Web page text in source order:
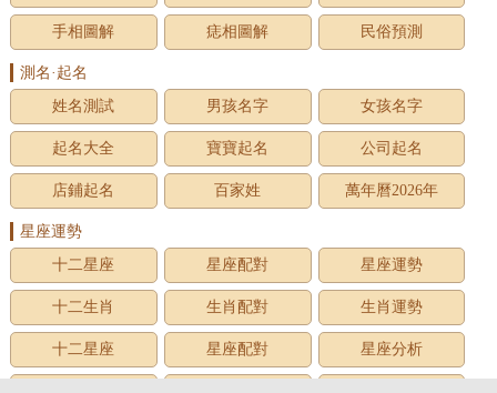
手相圖解 痣相圖解 民俗預測
測名·起名
姓名測試
男孩名字 女孩名字
起名大全 寶寶起名 公司起名
店鋪起名 百家姓 萬年曆2026年
星座運勢
十二星座
星座配對 星座運勢
十二生肖 生肖配對 生肖運勢
十二星座 星座配對 星座分析